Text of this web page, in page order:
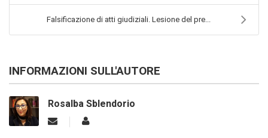
Falsificazione di atti giudiziali. Lesione del pre...
INFORMAZIONI SULL'AUTORE
Rosalba Sblendorio